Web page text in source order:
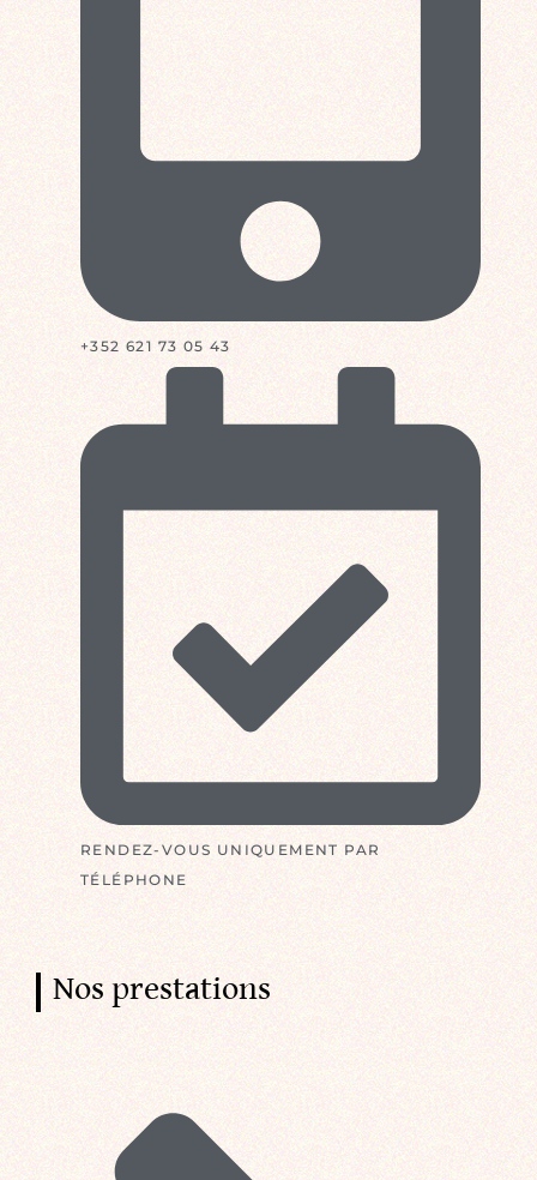
+352 621 73 05 43
RENDEZ-VOUS UNIQUEMENT PAR
TÉLÉPHONE
Nos prestations